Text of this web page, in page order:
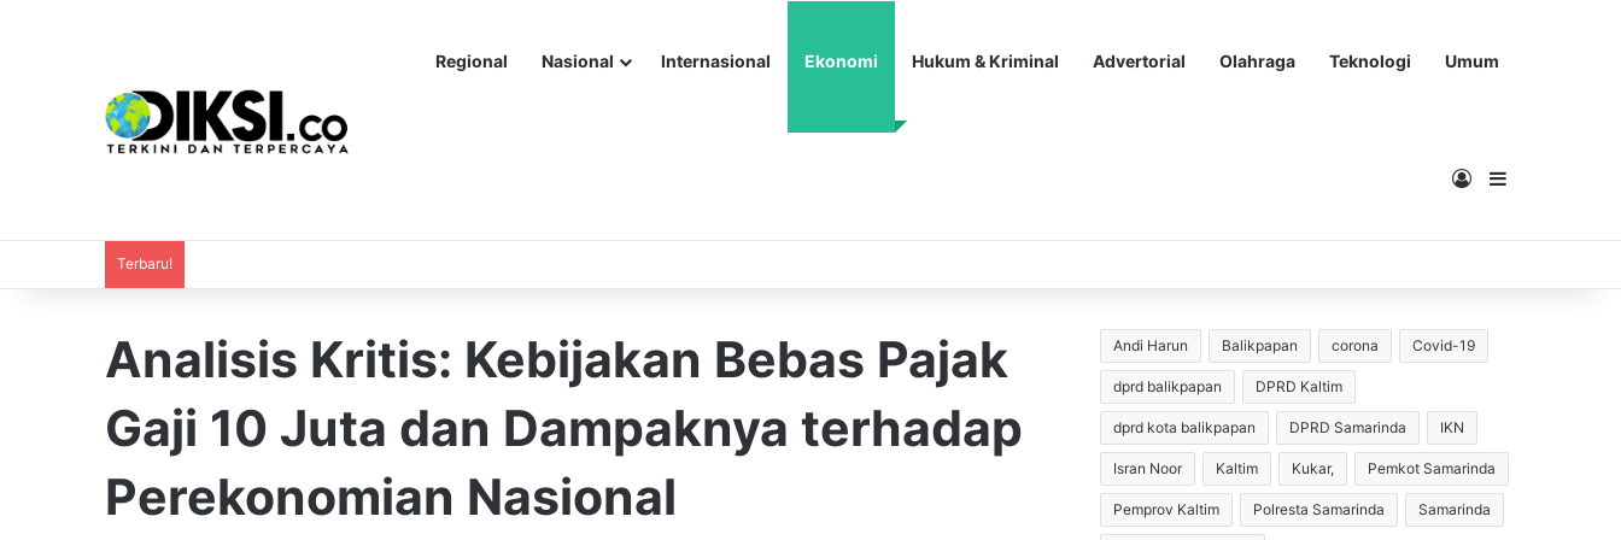
Regional Nasional Internasional Ekonomi Hukum & Kriminal Advertorial Olahraga Teknologi Umum
MasukSidebar
Terbaru!
Analisis Kritis: Kebijakan Bebas Pajak
Gaji 10 Juta dan Dampaknya terhadap
Perekonomian Nasional
Andi Harun Balikpapan corona Covid-19
dprd balikpapan DPRD Kaltim
dprd kota balikpapan DPRD Samarinda IKN
Isran Noor Kaltim Kukar, Pemkot Samarinda
Pemprov Kaltim Polresta Samarinda Samarinda